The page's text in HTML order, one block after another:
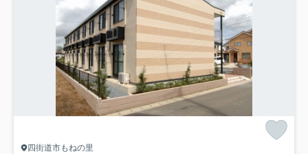
四街道市もねの里